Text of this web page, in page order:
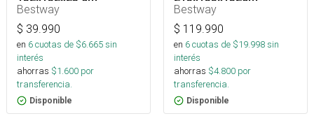
Bestway
$ 39.990
en 6cuotas de $6.665sin
interés
ahorras $1.600 por
transferencia.
Disponible
Bestway
$ 119.990
en 6cuotas de $19.998sin
interés
ahorras $4.800 por
transferencia.
Disponible